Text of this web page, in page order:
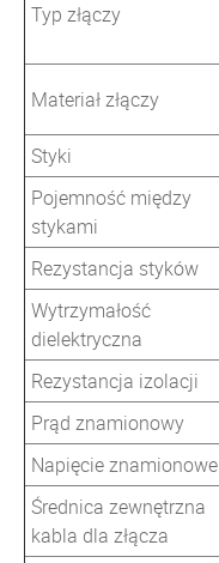
Typ złączy
Materiał złączy
Styki
Pojemność między
stykami
Rezystancja styków
Wytrzymałość
dielektryczna
Rezystancja izolacji
Prąd znamionowy
Napięcie znamionowe
Średnica zewnętrzna
kabla dla złącza